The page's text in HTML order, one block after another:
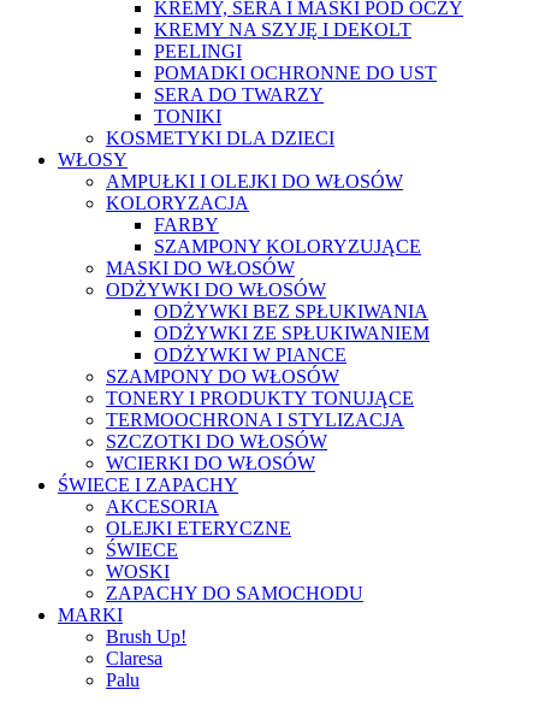
KREMY, SERA I MASKI POD OCZY
KREMY NA SZYJĘ I DEKOLT
PEELINGI
POMADKI OCHRONNE DO UST
SERA DO TWARZY
TONIKI
KOSMETYKI DLA DZIECI
WŁOSY
AMPUŁKI I OLEJKI DO WŁOSÓW
KOLORYZACJA
FARBY
SZAMPONY KOLORYZUJĄCE
MASKI DO WŁOSÓW
ODŻYWKI DO WŁOSÓW
ODŻYWKI BEZ SPŁUKIWANIA
ODŻYWKI ZE SPŁUKIWANIEM
ODŻYWKI W PIANCE
SZAMPONY DO WŁOSÓW
TONERY I PRODUKTY TONUJĄCE
TERMOOCHRONA I STYLIZACJA
SZCZOTKI DO WŁOSÓW
WCIERKI DO WŁOSÓW
ŚWIECE I ZAPACHY
AKCESORIA
OLEJKI ETERYCZNE
ŚWIECE
WOSKI
ZAPACHY DO SAMOCHODU
MARKI
Brush Up!
Claresa
Palu